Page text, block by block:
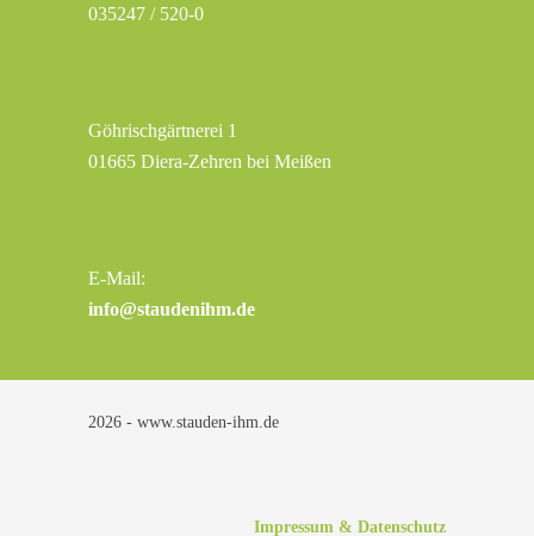
035247 / 520-0
Göhrischgärtnerei 1
01665 Diera-Zehren bei Meißen
E-Mail:
info@staudenihm.de
2026 - www.stauden-ihm.de
Impressum & Datenschutz